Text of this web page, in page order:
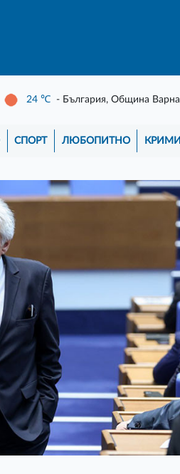
24 ℃ - България, Община Варна
СПОРТ ЛЮБОПИТНО КРИМИ